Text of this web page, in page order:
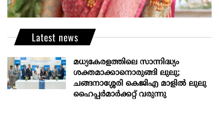
Latest news
മധ്യകേരളത്തിലെ സാന്നിദ്ധ്യം
ശക്തമാക്കാനൊരുങ്ങി ലുലു;
ചങ്ങനാശ്ശേരി കെജിഎ മാളിൽ ലുലു
ഹൈപ്പർമാർക്കറ്റ് വരുന്നു